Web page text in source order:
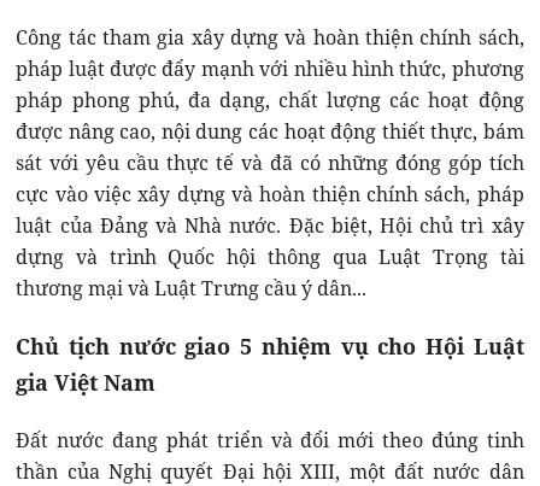
Công tác tham gia xây dựng và hoàn thiện chính sách,
pháp luật được đẩy mạnh với nhiều hình thức, phương
pháp phong phú, đa dạng, chất lượng các hoạt động
được nâng cao, nội dung các hoạt động thiết thực, bám
sát với yêu cầu thực tế và đã có những đóng góp tích
cực vào việc xây dựng và hoàn thiện chính sách, pháp
luật của Đảng và Nhà nước. Đặc biệt, Hội chủ trì xây
dựng và trình Quốc hội thông qua Luật Trọng tài
thương mại và Luật Trưng cầu ý dân...
Chủ tịch nước giao 5 nhiệm vụ cho Hội Luật
gia Việt Nam
Đất nước đang phát triển và đổi mới theo đúng tinh
thần của Nghị quyết Đại hội XIII, một đất nước dân